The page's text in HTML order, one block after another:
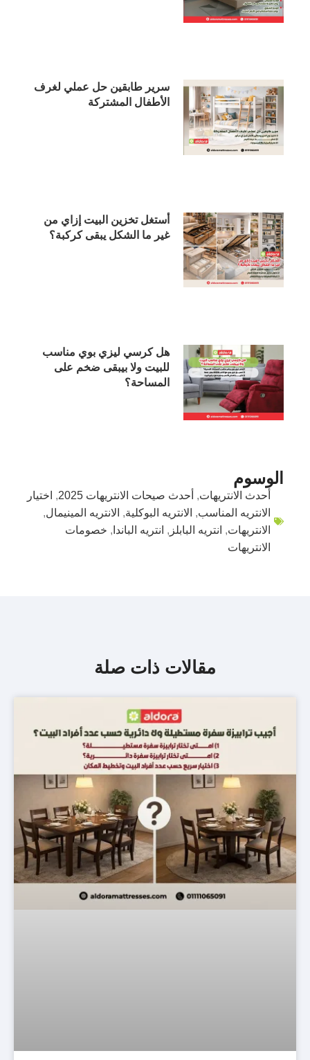
سرير طابقين حل عملي لغرف
الأطفال المشتركة
أستغل تخزين البيت إزاي من
غير ما الشكل يبقى كركبة؟
هل كرسي ليزي بوي مناسب
للبيت ولا بيبقى ضخم على
المساحة؟
الوسوم
أحدث الانتريهات, أحدث صيحات الانتريهات 2025 , اختيار
الانتريه المناسب, الانتريه البوكلية, الانتريه المينيمال,
الانتريهات, انتريه البابلز , انتريه الباندا , خصومات
الانتريهات
مقالات ذات صلة